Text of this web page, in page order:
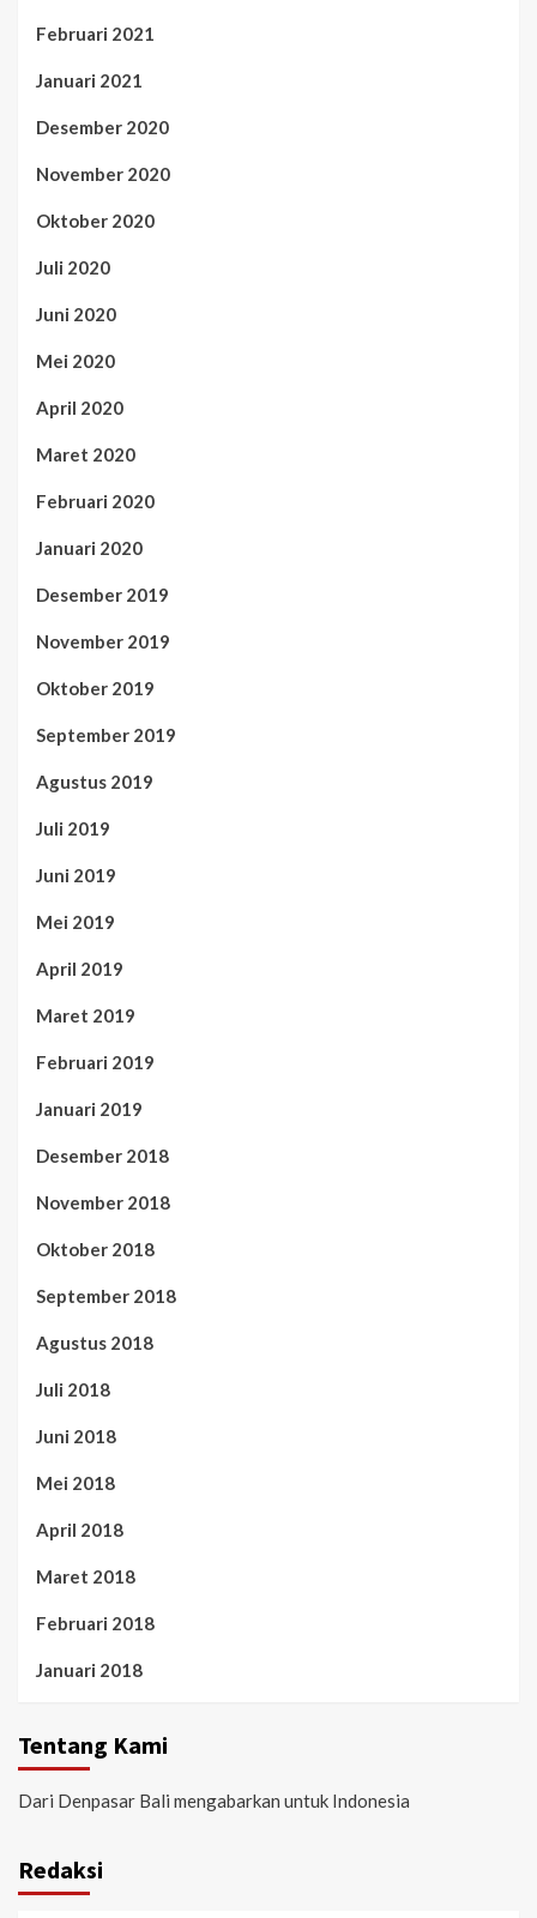
Februari 2021
Januari 2021
Desember 2020
November 2020
Oktober 2020
Juli 2020
Juni 2020
Mei 2020
April 2020
Maret 2020
Februari 2020
Januari 2020
Desember 2019
November 2019
Oktober 2019
September 2019
Agustus 2019
Juli 2019
Juni 2019
Mei 2019
April 2019
Maret 2019
Februari 2019
Januari 2019
Desember 2018
November 2018
Oktober 2018
September 2018
Agustus 2018
Juli 2018
Juni 2018
Mei 2018
April 2018
Maret 2018
Februari 2018
Januari 2018
Tentang Kami
Dari Denpasar Bali mengabarkan untuk Indonesia
Redaksi